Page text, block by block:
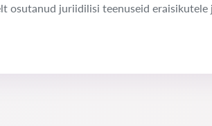
osutanud juriidilisi teenuseid eraisikutele